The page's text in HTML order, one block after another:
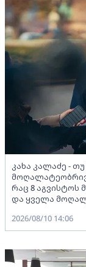
კახა კალაძე -
რაც 8 აგვისტოს
და ყველა
2026/08/10 14:06